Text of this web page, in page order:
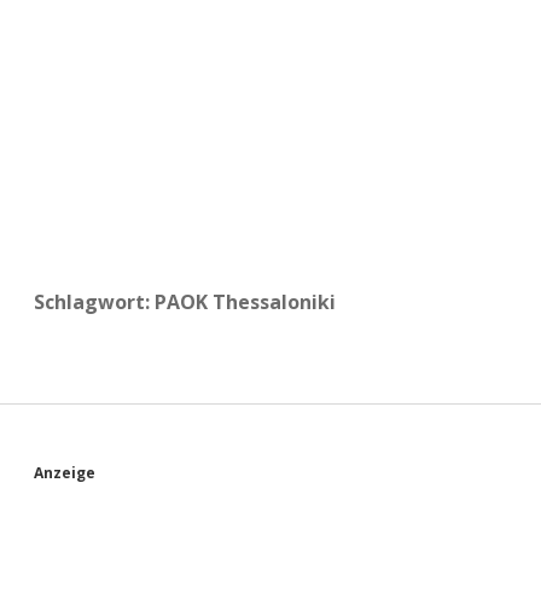
Schlagwort: PAOK Thessaloniki
S
Anzeige